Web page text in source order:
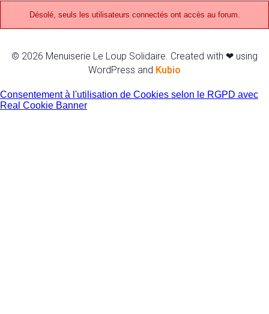
Désolé, seuls les utilisateurs connectés ont accès au forum.
© 2026 Menuiserie Le Loup Solidaire. Created with ❤ using
WordPress and Kubio
Consentement à l'utilisation de Cookies selon le RGPD avec
Real Cookie Banner